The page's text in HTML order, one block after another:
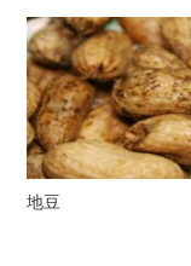
地豆